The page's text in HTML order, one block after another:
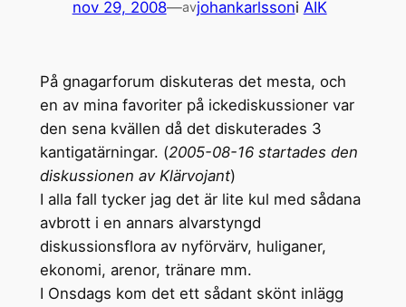
nov 29, 2008—avjohankarlssoni AIK
På gnagarforum diskuteras det mesta, och
en av mina favoriter på ickediskussioner var
den sena kvällen då det diskuterades 3
kantigatärningar. (2005-08-16 startades den
diskussionen av Klärvojant)
I alla fall tycker jag det är lite kul med sådana
avbrott i en annars alvarstyngd
diskussionsflora av nyförvärv, huliganer,
ekonomi, arenor, tränare mm.
I Onsdags kom det ett sådant skönt inlägg